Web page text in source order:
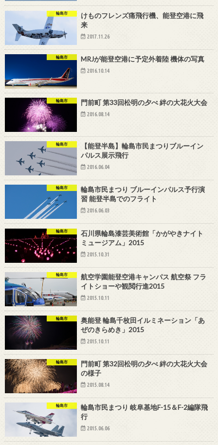
輪島市
けものフレンズ痛飛行機、能登空港に飛
来
2017.11.26
輪島市 MRJが能登空港に予定外着陸 機体の写真
2016.10.14
輪島市 門前町 第33回松明の夕べ 絆の大花火大会
2016.08.14
輪島市
【能登半島】輪島市民まつりブルーイン
パルス展示飛行
2016.06.04
輪島市
輪島市民まつり ブルーインパルス予行演
習 能登半島でのフライト
2016.06.03
輪島市
石川県輪島漆芸美術館「かがやきナイト
ミュージアム」2015
2015.10.31
輪島市
航空学園能登空港キャンパス 航空祭 フラ
イトショーや観閲行進2015
2015.10.11
輪島市
奥能登 輪島千枚田イルミネーション「あ
ぜのきらめき」2015
2015.10.11
輪島市
門前町 第32回松明の夕べ 絆の大花火大会
の様子
2015.08.14
輪島市
輪島市民まつり 岐阜基地F-15＆F-2編隊飛
行
2015.06.06